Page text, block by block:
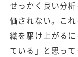
せっかく良い分
価されない。こ
織を駆け上がる
ている」と思っ